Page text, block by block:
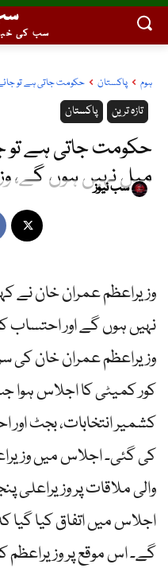
سب کی
ہوم پاکستان حکومت جاتی ہے تو
پاکستان تازہ ترین
حکومت جاتی ہے
میل نہیں ہوں گے،
سب نیوز
وزیراعظم عمران خان
نہیں ہوں گے اور احتساب
وزیراعظم عمران خان کی
کور کمیٹی کا اجلاس ہوا
کشمیر انتخابات، بجٹ
کی گئی۔ اجلاس میں
والی ملاقات پر وزیراعلی
اجلاس میں اتفاق کیا گیا
گے۔ اس موقع پر وزیراعظم